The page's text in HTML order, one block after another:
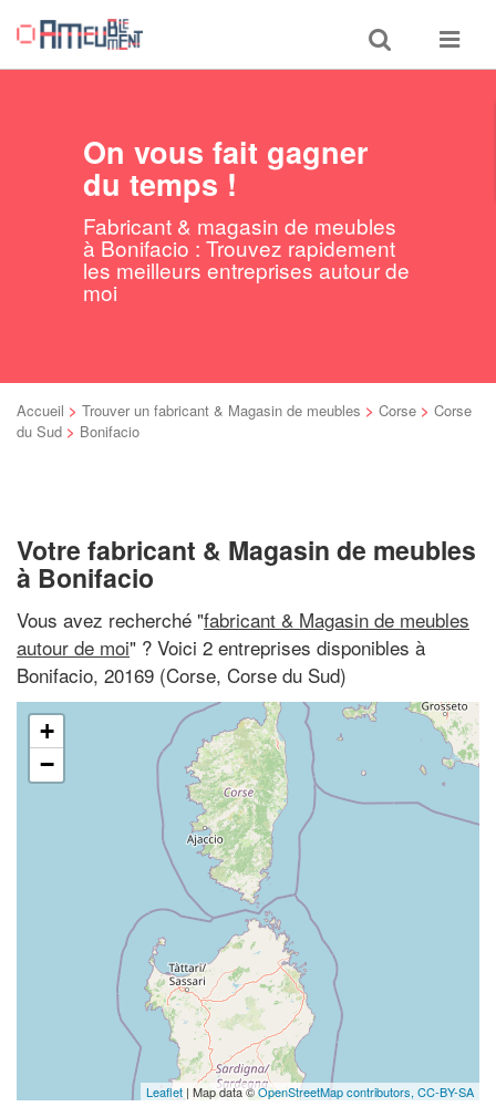
Toggle
search
Toggle
On vous fait gagner
du temps !
Fabricant & magasin de meubles
à Bonifacio : Trouvez rapidement
les meilleurs entreprises autour de
moi
Accueil > Trouver un fabricant & Magasin de meubles > Corse > Corse
du Sud > Bonifacio
Votre fabricant & Magasin de meubles
à Bonifacio
Vous avez recherché "fabricant & Magasin de meubles
autour de moi" ? Voici 2 entreprises disponibles à
Bonifacio, 20169 (Corse, Corse du Sud)
+
−
Leaflet | Map data ©OpenStreetMap contributors, CC-BY-SA